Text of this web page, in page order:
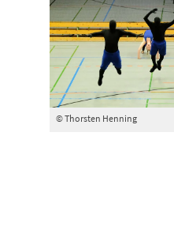
© Thorsten Henning